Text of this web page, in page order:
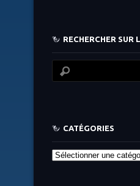
RECHERCHER SUR
CATÉGORIES
Catégories